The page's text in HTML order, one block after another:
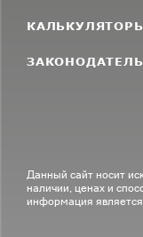
Данный сайт носит
наличии, ценах и
информация